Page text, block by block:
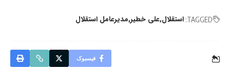
TAGGED: استقلال علی خطیر مدیرعامل استقلال
فیسبوک